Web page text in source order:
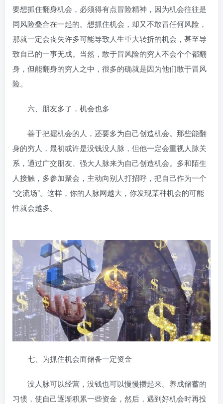
要想抓住翻身机会，必须得有点冒险精神，因为机会往往是
同风险叠合在一起的。想抓住机会，却又不敢冒任何风险，
那就一定会丧失许多可能导致人生重大转折的机会，甚至导
致自己的一事无成。当然，敢于冒风险的穷人不会个个都翻
身，但能翻身的穷人之中，很多的确就是因为他们敢于冒风
险。
六、朋友多了，机会也多
善于把握机会的人，还要多为自己创造机会。那些能翻
身的穷人，最初或许是没钱没人脉，但他一定会重视人脉关
系，通过广交朋友、强大人脉来为自己创造机会。多和陌生
人接触，多参加聚会，主动向别人打招呼，把自己作为一个
“交流场”。这样，你的人脉网越大，你发现某种机会的可能
性就会越多。
七、为抓住机会而储备一定资金
没人脉可以经营，没钱也可以慢慢攒起来。养成储蓄的
习惯，使自己逐渐积累一些资金，然后，遇到好机会时再投